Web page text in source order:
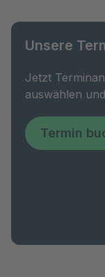
Unsere
Jetzt
auswählen
Termin